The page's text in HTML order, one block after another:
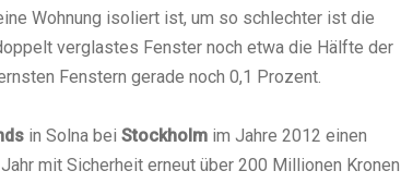
Wohnung isoliert ist, um so schlechter ist die
verglastes Fenster noch etwa die Hälfte der
Fenstern gerade noch 0,1 Prozent.
in Solna bei Stockholm im Jahre 2012 einen
mit Sicherheit erneut über 200 Millionen Kronen